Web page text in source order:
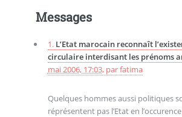
Messages
1. L’Etat marocain reconnaît
circulaire interdisant les prénoms
mai 2006, 17:03, parfatima
Quelques hommes aussi politiques
réprésentent pas l’Etat en